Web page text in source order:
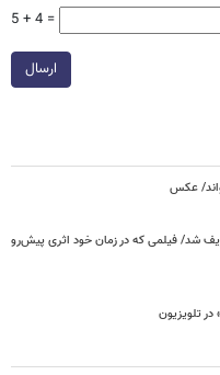
5 + 4 =
ارسال
عکس
شد/ فیلمی که در زمان خود اثری پیش‌رو
تلویزیون